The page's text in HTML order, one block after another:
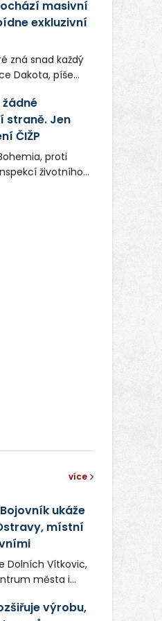
masivní
exkluzivní
zná snad každý
Dakota, píše
Group
přes 50
je přinést
gastronomické
dosud
žádné
straně. Jen
ČIŽP
proti
životního
více
ukáže
místní
Dolních Vítkovic,
města i
který vstoupí
výrobu,